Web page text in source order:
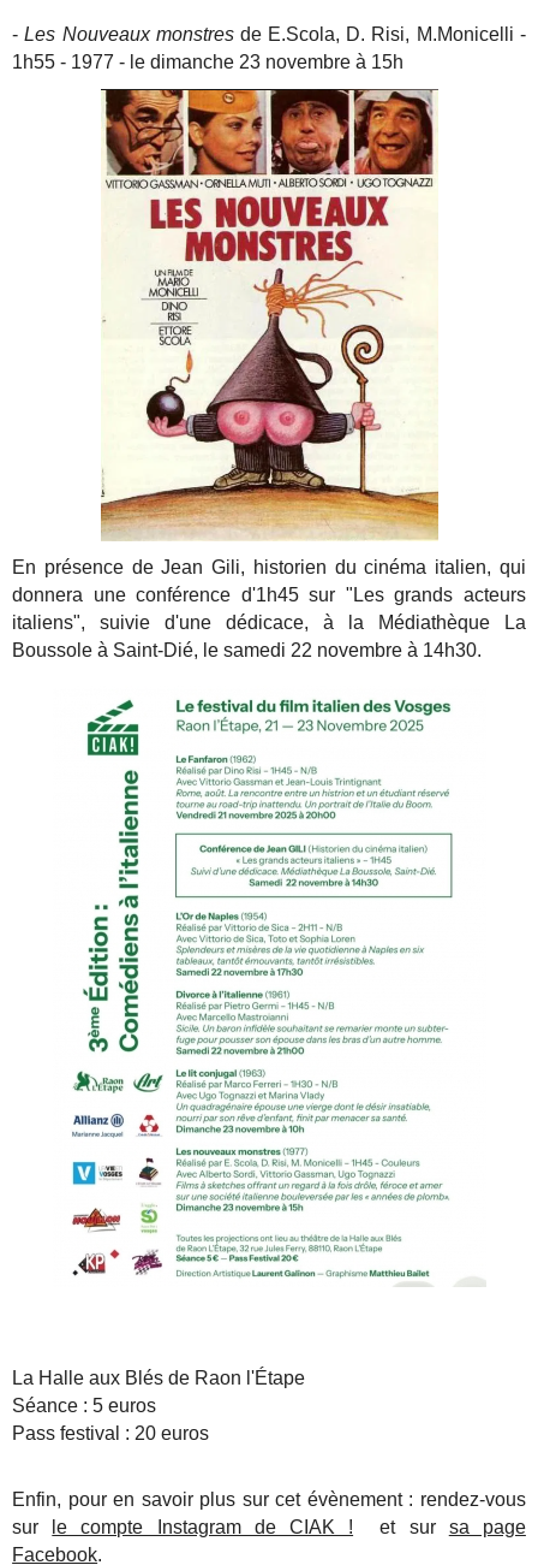
-Les Nouveaux monstresde E.Scola, D. Risi, M.Monicelli -
1h55 - 1977 - le dimanche 23 novembre à 15h
En présence de Jean Gili, historien du cinéma italien, qui
donnera une conférence d'1h45 sur "Les grands acteurs
italiens", suivie d'une dédicace, à la Médiathèque La
Boussole à Saint-Dié, le samedi 22 novembre à 14h30.
La Halle aux Blés de Raon l'Étape
Séance : 5 euros
Pass festival : 20 euros
Enfin, pour en savoir plus sur cet évènement : rendez-vous
sur
le compte Instagram de CIAK ! et sur sa page
Facebook.